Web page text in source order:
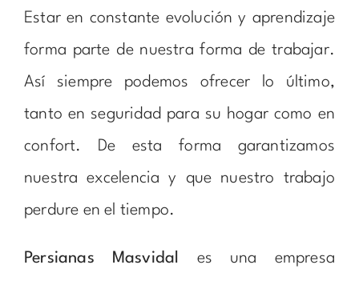
Estar en constante evolución y aprendizaje
forma parte de nuestra forma de trabajar.
Así siempre podemos ofrecer lo último,
tanto en seguridad para su hogar como en
confort. De esta forma garantizamos
nuestra excelencia y que nuestro trabajo
perdure en el tiempo.
Persianas Masvidal
es una empresa